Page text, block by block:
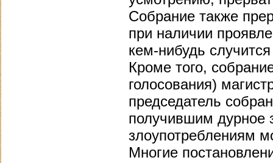
Собрание также
при наличии
кем-нибудь
Кроме того,
голосования)
председатель
получившим дурное
злоупотреблениям
Многие